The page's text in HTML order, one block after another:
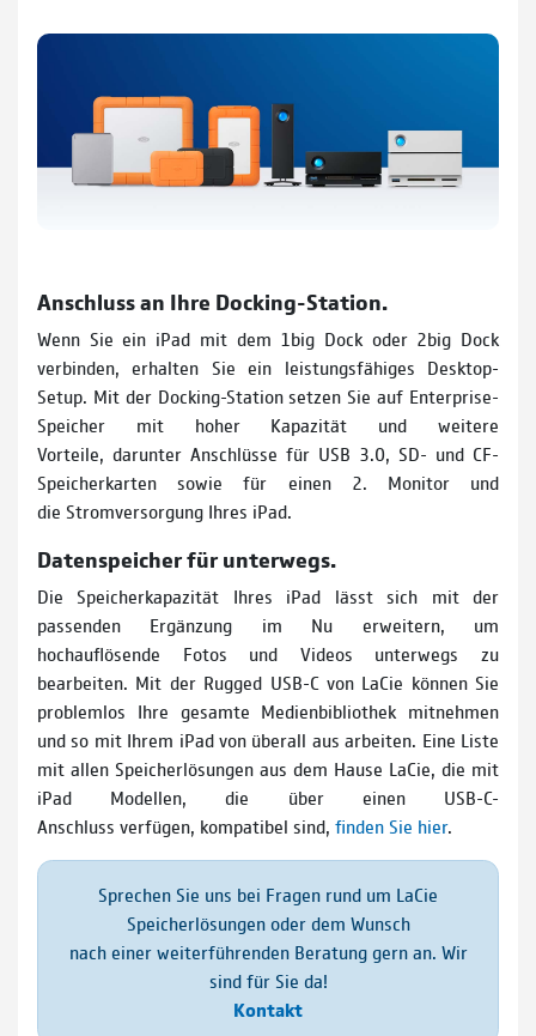
Anschluss an Ihre Docking-Station.
Wenn Sie ein iPad mit dem 1big Dock oder 2big Dock
verbinden, erhalten Sie ein leistungsfähiges Desktop-
Setup. Mit der Docking-Station setzen Sie auf Enterprise-
Speicher mit hoher Kapazität und weitere
Vorteile, darunter Anschlüsse für USB 3.0, SD- und CF-
Speicherkarten sowie für einen 2. Monitor und
die Stromversorgung Ihres iPad.
Datenspeicher für unterwegs.
Die Speicherkapazität Ihres iPad lässt sich mit der
passenden Ergänzung im Nu erweitern, um
hochauflösende Fotos und Videos unterwegs zu
bearbeiten. Mit der Rugged USB-C von LaCie können Sie
problemlos Ihre gesamte Medienbibliothek mitnehmen
und so mit Ihrem iPad von überall aus arbeiten. Eine Liste
mit allen Speicherlösungen aus dem Hause LaCie, die mit
iPad Modellen, die über einen USB-C-
Anschluss verfügen, kompatibel sind, finden Sie hier.
Sprechen Sie uns bei Fragen rund um LaCie
Speicherlösungen oder dem Wunsch
nach einer weiterführenden Beratung gern an. Wir
sind für Sie da!
Kontakt